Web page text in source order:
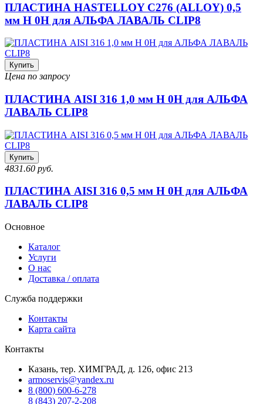
ПЛАСТИНА HASTELLOY C276 (ALLOY) 0,5
мм H 0H для АЛЬФА ЛАВАЛЬ CLIP8
Купить
Цена по запросу
ПЛАСТИНА AISI 316 1,0 мм H 0H для АЛЬФА
ЛАВАЛЬ CLIP8
Купить
4831.60 руб.
ПЛАСТИНА AISI 316 0,5 мм H 0H для АЛЬФА
ЛАВАЛЬ CLIP8
Основное
Каталог
Услуги
О нас
Доставка / оплата
Служба поддержки
Контакты
Карта сайта
Контакты
Казань, тер. ХИМГРАД, д. 126, офис 213
armoservis@yandex.ru
8 (800) 600-6-278
8 (843) 207-2-208